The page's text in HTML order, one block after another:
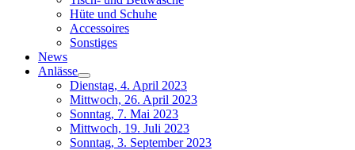
Hüte und Schuhe
Accessoires
Sonstiges
News
Anlässe
Dienstag, 4. April 2023
Mittwoch, 26. April 2023
Sonntag, 7. Mai 2023
Mittwoch, 19. Juli 2023
Sonntag, 3. September 2023